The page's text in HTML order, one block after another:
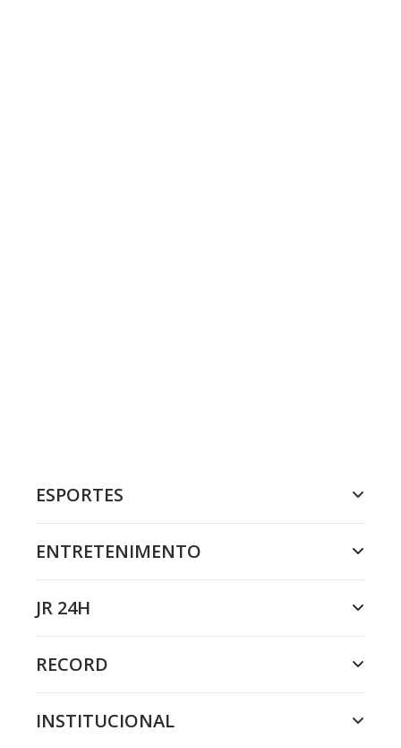
ESPORTES
ENTRETENIMENTO
JR 24H
RECORD
INSTITUCIONAL